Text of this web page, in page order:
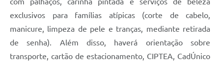
PROCON SR
Qualifica São Roque
Sala do Empreendedor - Licenciamento Municipal para MEI
exclusivos para famílias atípicas (corte de cabelo,
manicure, limpeza de pele e tranças, mediante retirada
de senha). Além disso, haverá orientação sobre
transporte, cartão de estacionamento, CIPTEA, CadÚnico